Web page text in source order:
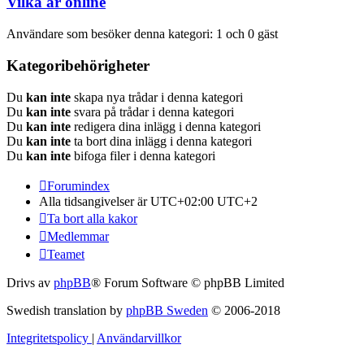
Användare som besöker denna kategori: 1 och 0 gäst
Kategoribehörigheter
Du kan inte skapa nya trådar i denna kategori
Du kan inte svara på trådar i denna kategori
Du kan inte redigera dina inlägg i denna kategori
Du kan inte ta bort dina inlägg i denna kategori
Du kan inte bifoga filer i denna kategori
Forumindex
Alla tidsangivelser är UTC+02:00 UTC+2
Ta bort alla kakor
Medlemmar
Teamet
Drivs av phpBB® Forum Software © phpBB Limited
Swedish translation by phpBB Sweden © 2006-2018
Integritetspolicy | Användarvillkor